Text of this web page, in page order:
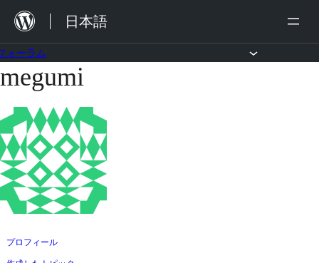
を
ス
ッ
プ
日本語
ォーラム
コ
テ
ン
ツ
へ
ス
ッ
megumi
プロフィール